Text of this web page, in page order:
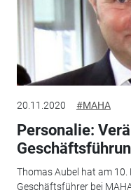
20.11.2020 #MAHA
Personalie:
Thomas Aubel hat am
Geschäftsführer bei